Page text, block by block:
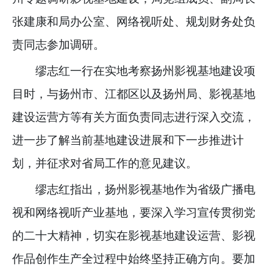
张建康和局办公室、网络视听处、规划财务处负
责同志参加调研。
缪志红一行在实地考察扬州影视基地建设项
目时，与扬州市、江都区以及扬州局、影视基地
建设运营方等有关方面负责同志进行深入交流，
进一步了解当前基地建设进展和下一步推进计
划，并征求对省局工作的意见建议。
缪志红指出，扬州影视基地作为省级广播电
视和网络视听产业基地，要深入学习宣传贯彻党
的二十大精神，切实在影视基地建设运营、影视
作品创作生产全过程中始终坚持正确方向。要加